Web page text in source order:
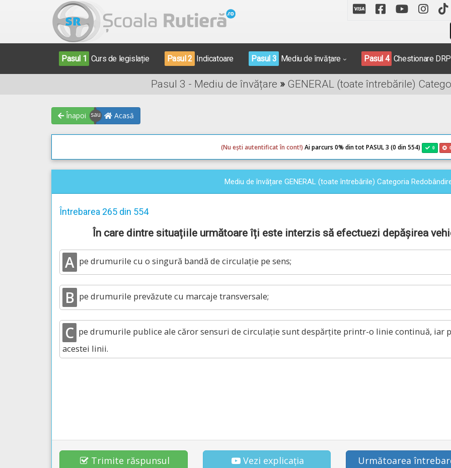
Pasul 1 Curs de legislație Pasul 2 Indicatoare Pasul 3 Mediu de învățare Pasul 4 Chestionare
Pasul 3 - Mediu de învățare » GENERAL (toate întrebările)
Înapoi Acasă
(Nu ești autentificat în cont!) Ai parcurs 0% din tot PASUL 3 (0 din 554) 0 0
Mediu de învățare GENERAL (toate întrebările) Categoria
Întrebarea 265 din 554
În care dintre situațiile următoare îți este interzis să efectuezi depășirea
A pe drumurile cu o singură bandă de circulație pe sens;
B pe drumurile prevăzute cu marcaje transversale;
C pe drumurile publice ale căror sensuri de circulație sunt despărțite printr-o linie continuă, iar
acestei linii.
Trimite răspunsul Vezi explicația Următoarea